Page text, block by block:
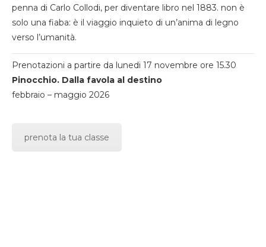
penna di Carlo Collodi, per diventare libro nel 1883. non è
solo una fiaba: è il viaggio inquieto di un’anima di legno
verso l’umanità.
Prenotazioni a partire da lunedi 17 novembre ore 15.30
Pinocchio. Dalla favola al destino
febbraio – maggio 2026
prenota la tua classe